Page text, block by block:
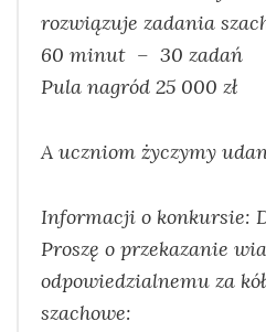
rozwiązuje zadania
60 minut – 30 zadań
Pula nagród 25 000 zł
A uczniom życzymy
Informacji o konkursie:
Proszę o przekazanie
odpowiedzialnemu za
szachowe: